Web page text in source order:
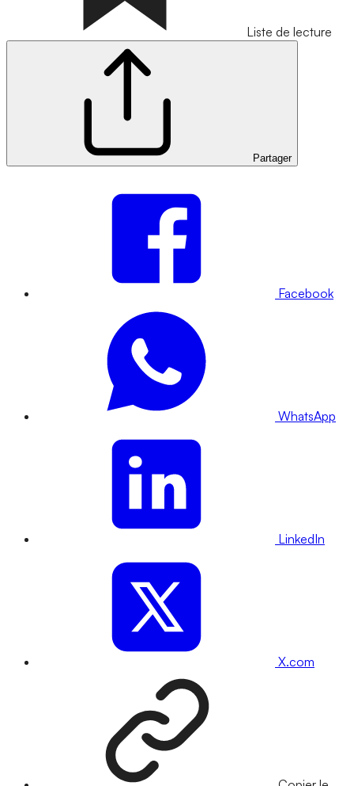
Liste de lecture
Partager
Facebook
WhatsApp
LinkedIn
X.com